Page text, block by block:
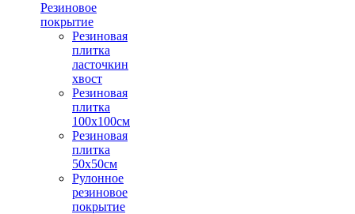
Резиновое
покрытие
Резиновая
плитка
ласточкин
хвост
Резиновая
плитка
100х100см
Резиновая
плитка
50х50см
Рулонное
резиновое
покрытие